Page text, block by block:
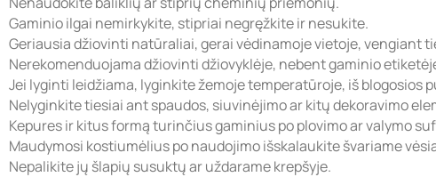
Gaminio ilgai nemirkykite, stipriai negręžkite ir nesukite.
Geriausia džiovinti natūraliai, gerai vėdinamoje vietoje, vengiant
Nerekomenduojama džiovinti džiovyklėje, nebent gaminio
Jei lyginti leidžiama, lyginkite žemoje temperatūroje, iš blogosios
Nelyginkite tiesiai ant spaudos, siuvinėjimo ar kitų dekoravimo
Kepures ir kitus formą turinčius gaminius po plovimo ar valymo
Maudymosi kostiumėlius po naudojimo išskalaukite švariame
Nepalikite jų šlapių susuktų ar uždarame krepšyje.